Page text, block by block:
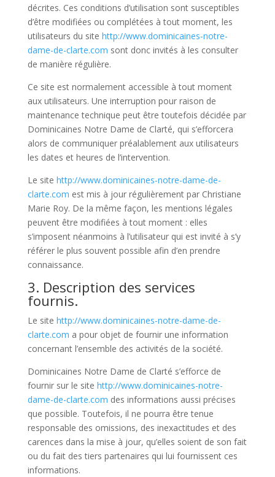
décrites. Ces conditions d’utilisation sont susceptibles
d’être modifiées ou complétées à tout moment, les
utilisateurs du site http://www.dominicaines-notre-
dame-de-clarte.com sont donc invités à les consulter
de manière régulière.
Ce site est normalement accessible à tout moment
aux utilisateurs. Une interruption pour raison de
maintenance technique peut être toutefois décidée par
Dominicaines Notre Dame de Clarté, qui s’efforcera
alors de communiquer préalablement aux utilisateurs
les dates et heures de l’intervention.
Le site http://www.dominicaines-notre-dame-de-
clarte.com est mis à jour régulièrement par Christiane
Marie Roy. De la même façon, les mentions légales
peuvent être modifiées à tout moment : elles
s’imposent néanmoins à l’utilisateur qui est invité à s’y
référer le plus souvent possible afin d’en prendre
connaissance.
3. Description des services
fournis.
Le site http://www.dominicaines-notre-dame-de-
clarte.com a pour objet de fournir une information
concernant l’ensemble des activités de la société.
Dominicaines Notre Dame de Clarté s’efforce de
fournir sur le site http://www.dominicaines-notre-
dame-de-clarte.com des informations aussi précises
que possible. Toutefois, il ne pourra être tenue
responsable des omissions, des inexactitudes et des
carences dans la mise à jour, qu’elles soient de son fait
ou du fait des tiers partenaires qui lui fournissent ces
informations.